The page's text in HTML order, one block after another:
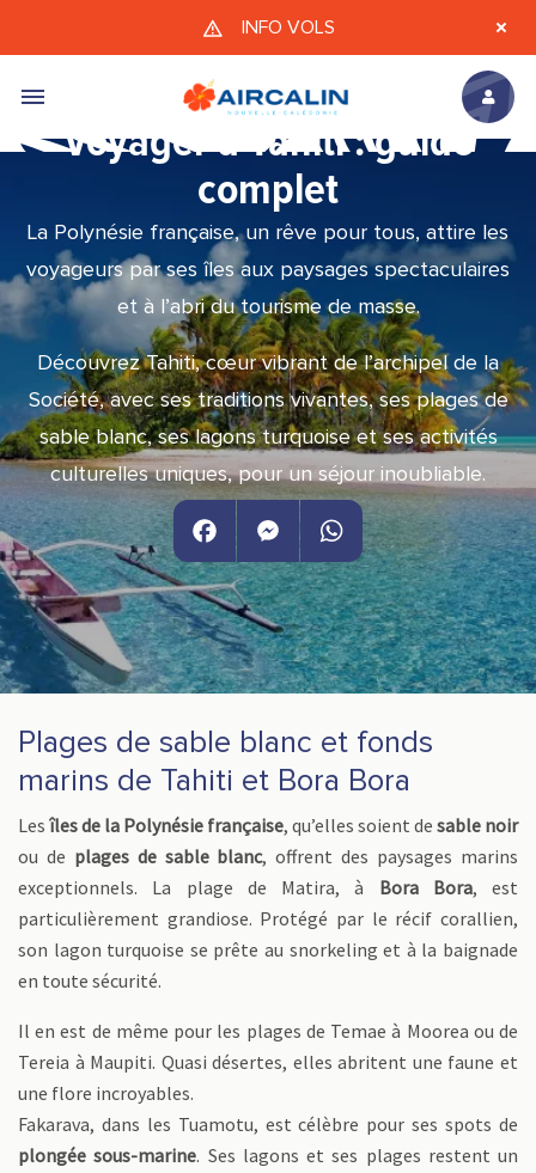
Aller au contenu principal
INFO VOLS
Voyager à Tahiti : guide
complet
La Polynésie française, un rêve pour tous, attire les
voyageurs par ses îles aux paysages spectaculaires
et à l’abri du tourisme de masse.
Découvrez Tahiti, cœur vibrant de l’archipel de la
Société, avec ses traditions vivantes, ses plages de
sable blanc, ses lagons turquoise et ses activités
culturelles uniques, pour un séjour inoubliable.
FacebookMessengerWhatsApp
Plages de sable blanc et fonds
marins de Tahiti et Bora Bora
Les îles de la Polynésie française, qu’elles soient de sable noir
ou de plages de sable blanc, offrent des paysages marins
exceptionnels. La plage de Matira, à Bora Bora, est
particulièrement grandiose. Protégé par le récif corallien,
son lagon turquoise se prête au snorkeling et à la baignade
en toute sécurité.
Il en est de même pour les plages de Temae à Moorea ou de
Tereia à Maupiti. Quasi désertes, elles abritent une faune et
une flore incroyables.
Fakarava, dans les Tuamotu, est célèbre pour ses spots de
plongée sous-marine. Ses lagons et ses plages restent un